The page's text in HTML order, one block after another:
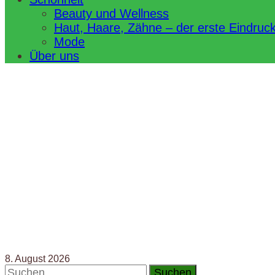
Beauty und Wellness
Haut, Haare, Zähne – der erste
Mode
Über uns
8. August 2026
Suchen